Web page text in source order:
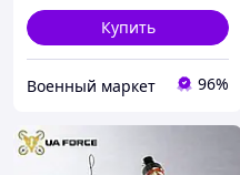
Купить
Военный маркет 96%